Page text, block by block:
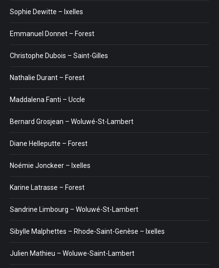
Sophie Dewitte – Ixelles
Emmanuel Donnet – Forest
Christophe Dubois – Saint-Gilles
Nathalie Durant – Forest
Maddalena Fanti – Uccle
Bernard Grosjean – Woluwé-St-Lambert
Diane Helleputte – Forest
Noémie Jonckeer – Ixelles
Karine Latrasse – Forest
Sandrine Limbourg – Woluwé-St-Lambert
Sibylle Malphettes – Rhode-Saint-Genèse – Ixelles
Julien Mathieu – Woluwe-Saint-Lambert